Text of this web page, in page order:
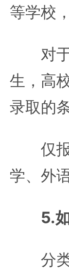
等学校
对于
生，高
录取的
仅报
学、外
5.
分类